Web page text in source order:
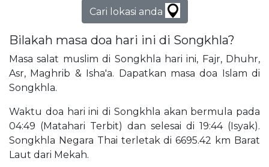
Cari lokasi anda
Bilakah masa doa hari ini di Songkhla?
Masa salat muslim di Songkhla hari ini, Fajr, Dhuhr,
Asr, Maghrib & Isha'a. Dapatkan masa doa Islam di
Songkhla.
Waktu doa hari ini di Songkhla akan bermula pada
04:49 (Matahari Terbit) dan selesai di 19:44 (Isyak).
Songkhla Negara Thai terletak di 6695.42 km Barat
Laut dari Mekah.